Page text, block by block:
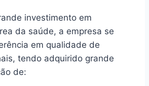
investimento em
da saúde, a empresa se
em qualidade de
tendo adquirido grande
de: